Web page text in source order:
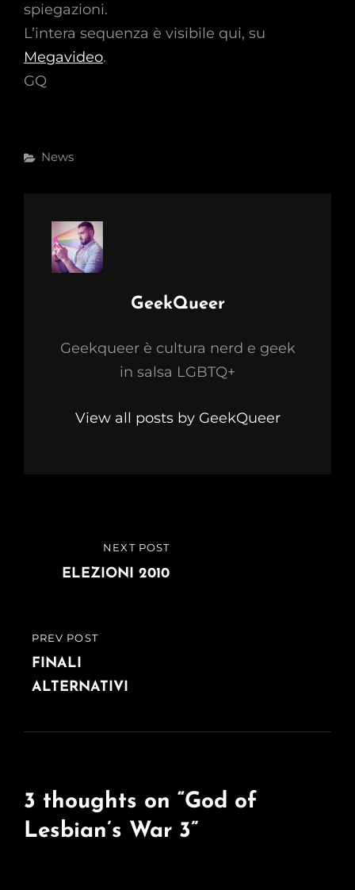
spiegazioni.
L’intera sequenza è visibile qui, su
Megavideo.
GQ
Categories
News
Author:
GeekQueer
Geekqueer è cultura nerd e geek
in salsa LGBTQ+
View all posts by GeekQueer
Navigazione
articoli
PREVIOUS
POST
PREV POST
FINALI
ALTERNATIVI
POST
NEXT POST
ELEZIONI 2010
3 thoughts on “God of
Lesbian’s War 3”